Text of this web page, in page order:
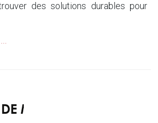
des solutions durables pour